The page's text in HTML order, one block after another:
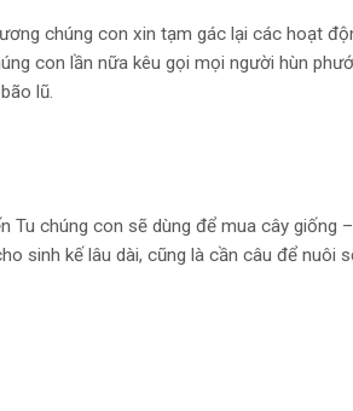
chúng con xin tạm gác lại các hoạt
con lần nữa kêu gọi mọi người hùn
lũ.
Tu chúng con sẽ dùng để mua cây giống
sinh kế lâu dài, cũng là cần câu để nuôi